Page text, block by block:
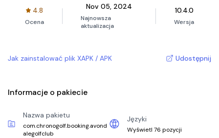
4.8
Ocena
Nov 05, 2024
Najnowsza
aktualizacja
10.4.0
Wersja
Jak zainstalować plik XAPK / APK Udostępnij
Informacje o pakiecie
Nazwa pakietu
com.chronogolf.booking.avond
alegolfclub
Języki
Wyświetl 76 pozycji